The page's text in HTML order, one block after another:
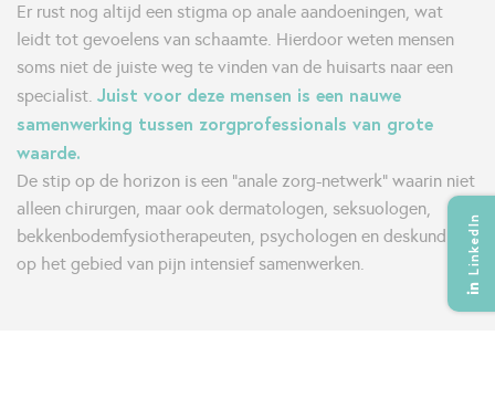
LinkedIn
Er rust nog altijd een stigma op anale aandoeningen, wat
leidt tot gevoelens van schaamte. Hierdoor weten mensen
soms niet de juiste weg te vinden van de huisarts naar een
specialist. Juist voor deze mensen is een nauwe
samenwerking tussen zorgprofessionals van grote
waarde.
De stip op de horizon is een “anale zorg-netwerk” waarin niet
alleen chirurgen, maar ook dermatologen, seksuologen,
bekkenbodemfysiotherapeuten, psychologen en deskundigen
op het gebied van pijn intensief samenwerken.